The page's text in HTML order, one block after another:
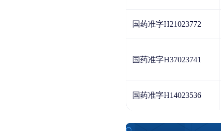
国药准字H21023772
国药准字H37023741
国药准字H14023536